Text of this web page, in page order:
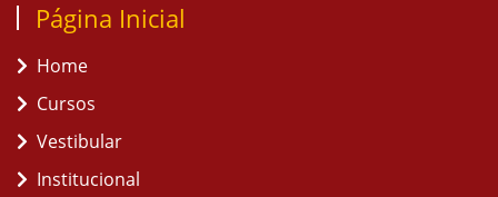
Página Inicial
Home
Cursos
Vestibular
Institucional